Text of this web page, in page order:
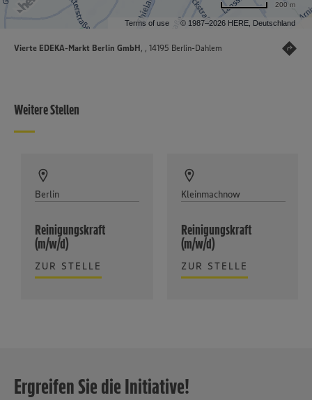
Terms of use © 1987–2026 HERE, Deutschland
200 m
Vierte EDEKA-Markt Berlin GmbH, , 14195 Berlin-Dahlem
Weitere Stellen
Berlin
Reinigungskraft
(m/w/d)
ZUR STELLE
Kleinmachnow
Reinigungskraft
(m/w/d)
ZUR STELLE
Ergreifen Sie die Initiative!